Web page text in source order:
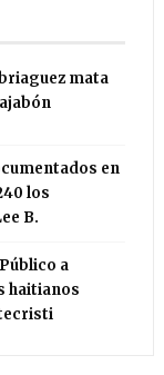
mata
en
los
B.
a
haitianos